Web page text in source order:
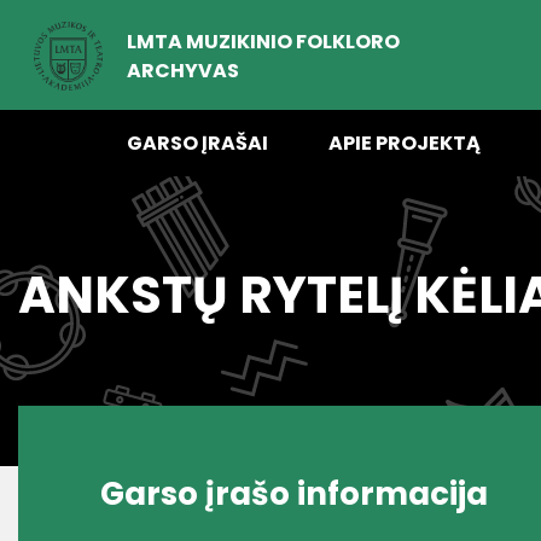
LMTA MUZIKINIO FOLKLORO
ARCHYVAS
GARSO ĮRAŠAI APIE PROJEKTĄ
ANKSTŲ RYTELĮ
Garso įrašo informacija